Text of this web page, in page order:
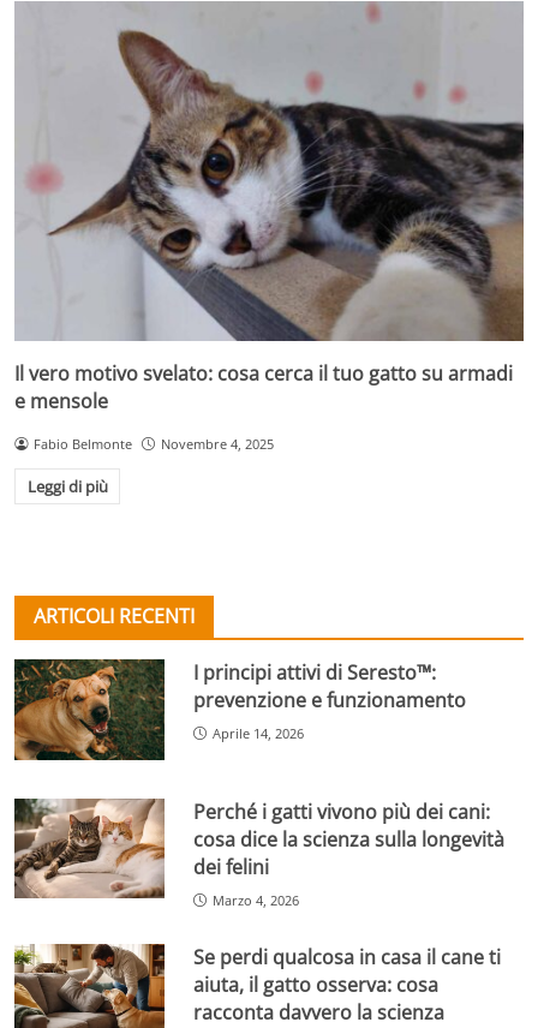
Il vero motivo svelato: cosa cerca il tuo gatto su armadi
e mensole
Fabio Belmonte Novembre 4, 2025
Leggi di più
ARTICOLI RECENTI
I principi attivi di Seresto™:
prevenzione e funzionamento
Aprile 14, 2026
Perché i gatti vivono più dei cani:
cosa dice la scienza sulla longevità
dei felini
Marzo 4, 2026
Se perdi qualcosa in casa il cane ti
aiuta, il gatto osserva: cosa
racconta davvero la scienza